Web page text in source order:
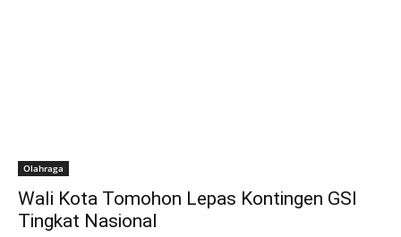
Olahraga
Wali Kota Tomohon Lepas Kontingen GSI
Tingkat Nasional